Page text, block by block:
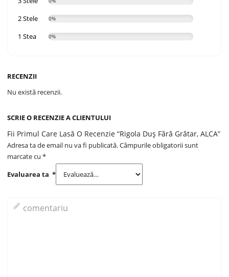
2 Stele 0%
1 Stea 0%
RECENZII
Nu există recenzii.
SCRIE O RECENZIE A CLIENTULUI
Fii Primul Care Lasă O Recenzie “Rigola Duș Fără Grătar, ALCA”
Adresa ta de email nu va fi publicată.Câmpurile obligatorii sunt
marcate cu*
Evaluarea ta*